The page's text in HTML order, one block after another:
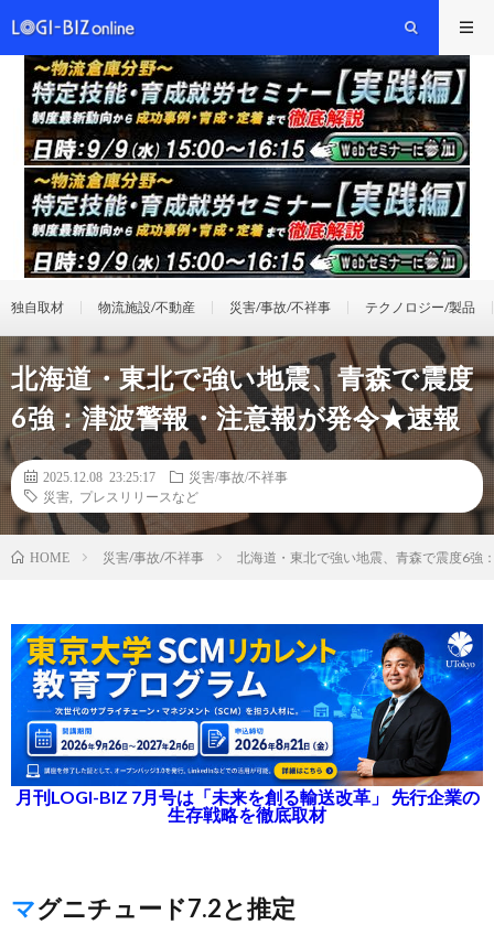
独自取材 物流施設/不動産 災害/事故/不祥事 テクノロジー/製品
北海道・東北で強い地震、青森で震度
6強：津波警報・注意報が発令★速報
2025.12.08 23:25:17
災害/事故/不祥事
災害
プレスリリースなど
HOME 災害/事故/不祥事 北海道・東北で強い地震、青森で震度6強
月刊LOGI-BIZ 7月号は「未来を創る輸送改革」 先行企業の
生存戦略を徹底取材
マグニチュード7.2と推定